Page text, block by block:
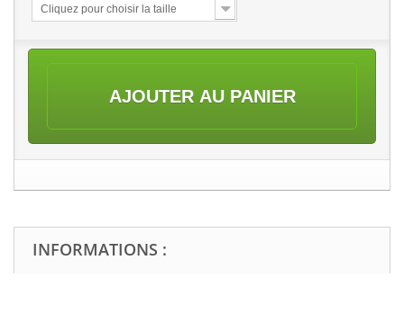
Cliquez pour choisir la taille
AJOUTER AU PANIER
INFORMATIONS :